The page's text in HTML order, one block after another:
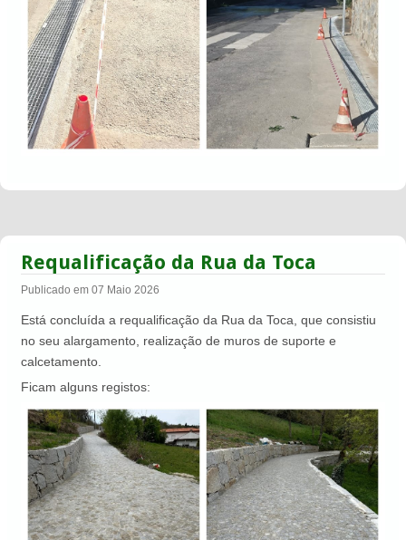
Requalificação da Rua da Toca
Publicado em 07 Maio 2026
Está concluída a requalificação da Rua da Toca, que consistiu
no seu alargamento, realização de muros de suporte e
calcetamento.
Ficam alguns registos: